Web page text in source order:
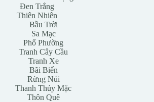
Đen Trắng
Thiên Nhiên
Bầu Trời
Sa Mạc
Phố Phường
Tranh Cây Cầu
Tranh Xe
Bãi Biển
Rừng Núi
Thanh Thủy Mặc
Thôn Quê